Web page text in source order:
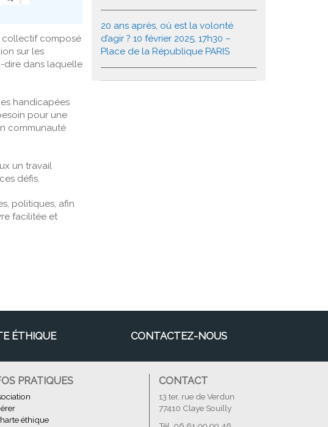
collectif composé
sur les
dire dans laquelle
handicapées
pour une
communauté
un travail
défis.
politiques, afin
facilitée et
20 ans après, où est la volonté
d’agir ? 10 février 2025, 17h30 –
Place de la République PARIS
ÉTHIQUE CONTACTEZ-NOUS
PRATIQUES
éthique
CONTACT
13 ter, rue de Verdun
77410 Claye Souilly